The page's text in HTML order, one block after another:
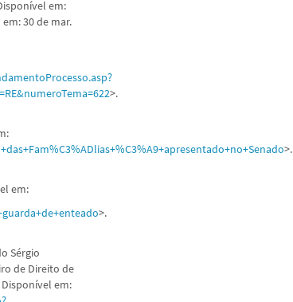
em:
em: 30 de mar.
>.
>.
em:
>.
Sérgio
de Direito de
Disponível em: